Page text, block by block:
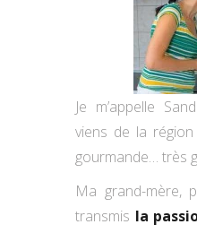
Je m’appelle
viens de la
gourmande… très
Ma grand-mère,
transmis la